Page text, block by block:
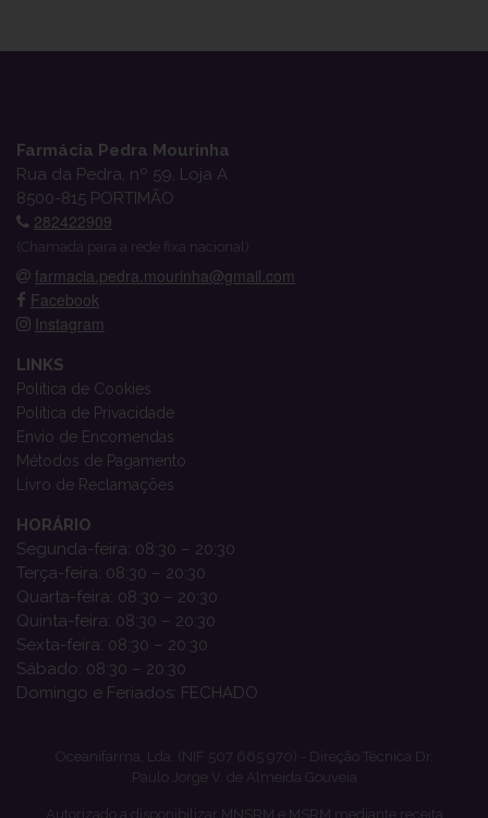
Farmácia Pedra Mourinha
Rua da Pedra, nº 59, Loja A
8500-815 PORTIMÃO
282422909
(Chamada para a rede fixa nacional)
farmacia.pedra.mourinha@gmail.com
Facebook
Instagram
LINKS
Política de Cookies
Política de Privacidade
Envio de Encomendas
Métodos de Pagamento
Livro de Reclamações
HORÁRIO
Segunda-feira: 08:30 – 20:30
Terça-feira: 08:30 – 20:30
Quarta-feira: 08:30 – 20:30
Quinta-feira: 08:30 – 20:30
Sexta-feira: 08:30 – 20:30
Sábado: 08:30 – 20:30
Domingo e Feriados: FECHADO
Oceanifarma, Lda. (NIF 507 665 970) - Direção Técnica Dr.
Paulo Jorge V. de Almeida Gouveia
Autorizado a disponibilizar MNSRM e MSRM mediante receita